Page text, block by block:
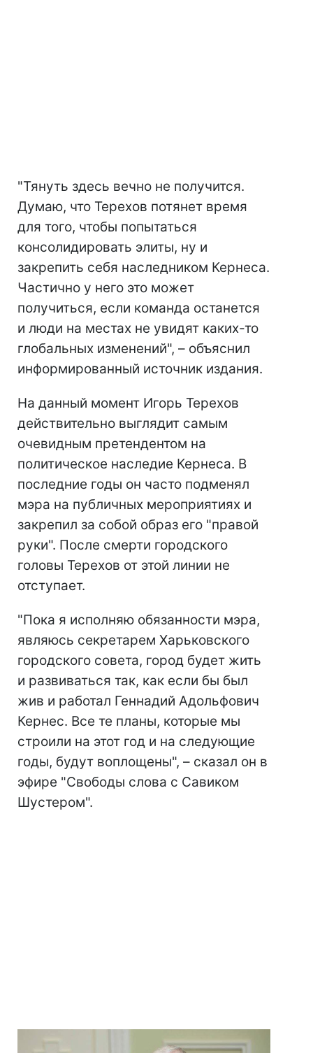
"Тянуть здесь вечно не получится.
Думаю, что Терехов потянет время
для того, чтобы попытаться
консолидировать элиты, ну и
закрепить себя наследником Кернеса.
Частично у него это может
получиться, если команда останется
и люди на местах не увидят каких-то
глобальных изменений", – объяснил
информированный источник издания.
На данный момент Игорь Терехов
действительно выглядит самым
очевидным претендентом на
политическое наследие Кернеса. В
последние годы он часто подменял
мэра на публичных мероприятиях и
закрепил за собой образ его "правой
руки". После смерти городского
головы Терехов от этой линии не
отступает.
"Пока я исполняю обязанности мэра,
являюсь секретарем Харьковского
городского совета, город будет жить
и развиваться так, как если бы был
жив и работал Геннадий Адольфович
Кернес. Все те планы, которые мы
строили на этот год и на следующие
годы, будут воплощены", – сказал он в
эфире "Свободы слова с Савиком
Шустером".